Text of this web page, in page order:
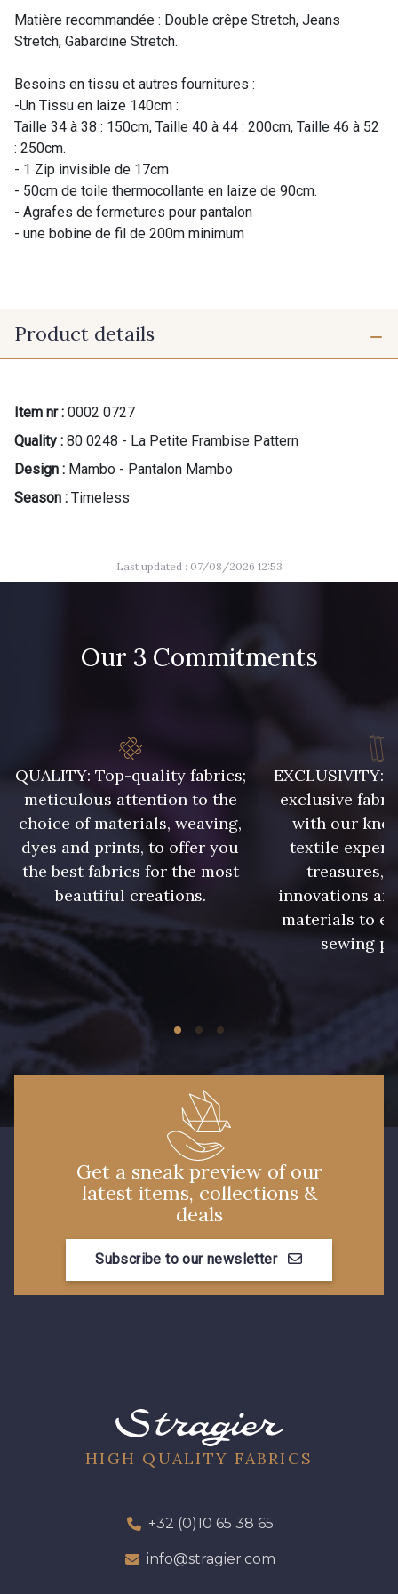
Matière recommandée : Double crêpe Stretch, Jeans
Stretch, Gabardine Stretch.
Besoins en tissu et autres fournitures :
-Un Tissu en laize 140cm :
Taille 34 à 38 : 150cm, Taille 40 à 44 : 200cm, Taille 46 à 52
: 250cm.
- 1 Zip invisible de 17cm
- 50cm de toile thermocollante en laize de 90cm.
- Agrafes de fermetures pour pantalon
- une bobine de fil de 200m minimum
Product details
Item nr : 0002 0727
Quality : 80 0248 - La Petite Frambise Pattern
Design : Mambo - Pantalon Mambo
Season : Timeless
Last updated : 07/08/2026 12:53
Our 3 Commitments
QUALITY: Top-quality fabrics;
meticulous attention to the
choice of materials, weaving,
dyes and prints, to offer you
the best fabrics for the most
beautiful creations.
EXCLUSIVITY:
exclusive
with our
textile
treasures,
innovations
materials to
sewing
Get a sneak preview of our
latest items, collections &
deals
Subscribe to our newsletter
HIGH QUALITY FABRICS
+32 (0)10 65 38 65
info@stragier.com